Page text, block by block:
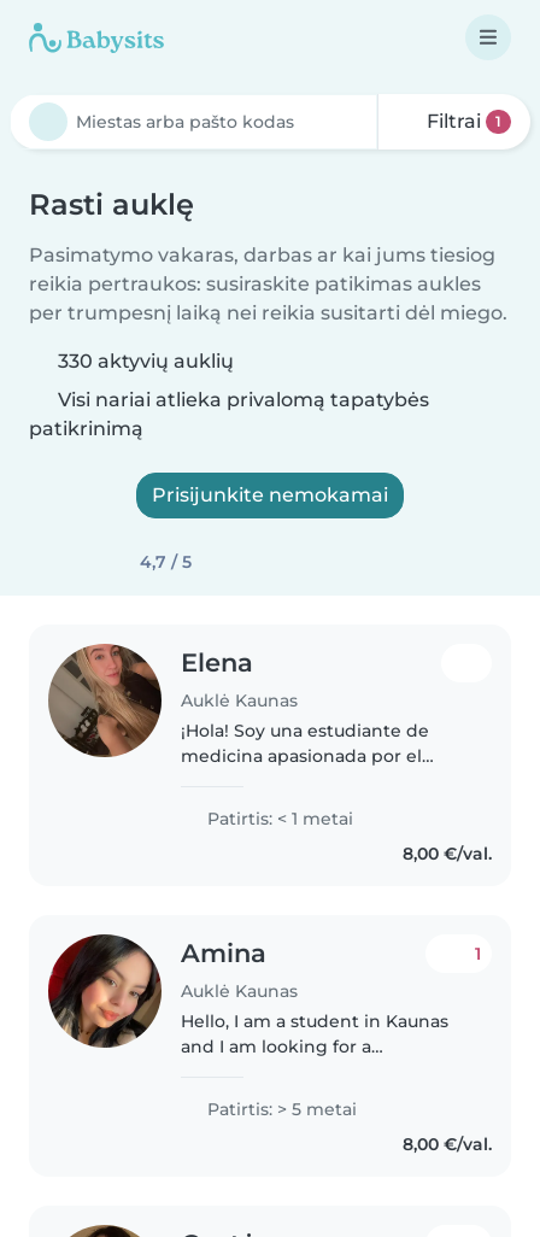
Filtrai 1
Rasti auklę
Pasimatymo vakaras, darbas ar kai jums tiesiog
reikia pertraukos: susiraskite patikimas aukles
per trumpesnį laiką nei reikia susitarti dėl miego.
330 aktyvių auklių
Visi nariai atlieka privalomą tapatybės
patikrinimą
Prisijunkite nemokamai
4,7 / 5
Elena
Auklė Kaunas
¡Hola! Soy una estudiante de
medicina apasionada por el
experiencia con niños de todas
las edades y estoy certificada en
primeros auxilios. Me encanta
Patirtis: < 1 metai
8,00 €/val.
Amina
Auklė Kaunas
1
Hello, I am a student in Kaunas
and I am looking for a
time with children. I can help
with homework, play with..
Patirtis: > 5 metai
8,00 €/val.